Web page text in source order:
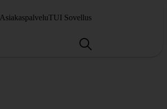
AsiakaspalveluTUI Sovellus